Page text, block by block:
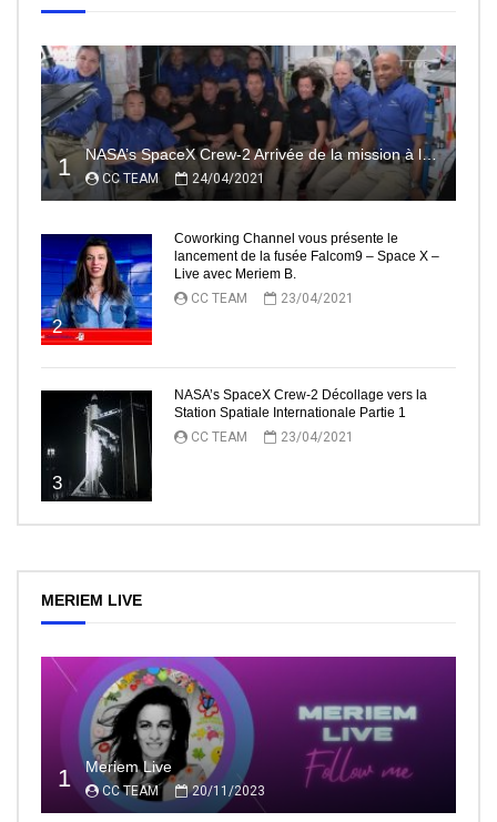
1 NASA’s SpaceX Crew-2 Arrivée de la mission à la Station Spatiale Internationale Partie2
CC TEAM 24/04/2021
2
Coworking Channel vous présente le
lancement de la fusée Falcom9 – Space X –
Live avec Meriem B.
CC TEAM
23/04/2021
3
NASA’s SpaceX Crew-2 Décollage vers la
Station Spatiale Internationale Partie 1
CC TEAM
23/04/2021
MERIEM LIVE
1 Meriem Live
CC TEAM 20/11/2023